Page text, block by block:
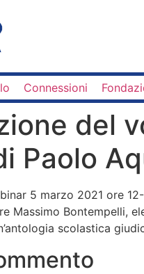
Connessioni
del
Paolo
5 marzo 2021 ore
Massimo Bontempelli,
scolastica